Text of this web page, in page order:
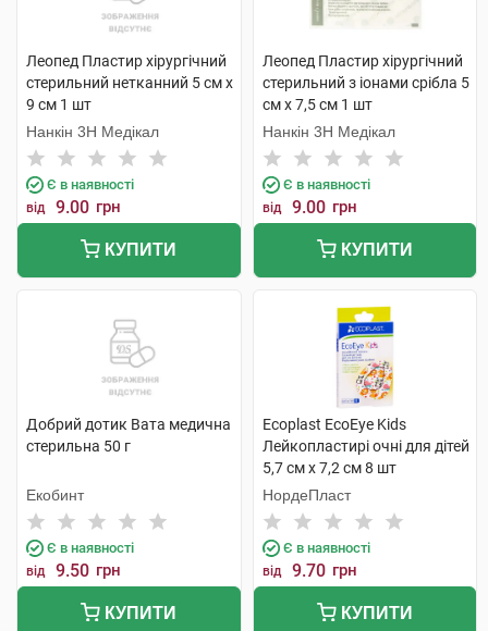
Леопед Пластир хірургічний
стерильний нетканний 5 см х
9 см 1 шт
Нанкін 3H Медікал
Є в наявності
від 9.00 грн
КУПИТИ
Леопед Пластир хірургічний
стерильний з іонами срібла 5
см х 7,5 см 1 шт
Нанкін 3H Медікал
Є в наявності
від 9.00 грн
КУПИТИ
Добрий дотик Вата медична
стерильна 50 г
Екобинт
Є в наявності
від 9.50 грн
КУПИТИ
Ecoplast EcoEye Kids
Лейкопластирі очні для дітей
5,7 см x 7,2 см 8 шт
НордеПласт
Є в наявності
від 9.70 грн
КУПИТИ